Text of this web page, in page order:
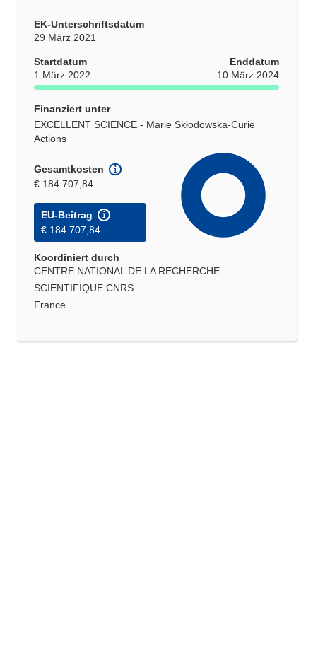
EK-Unterschriftsdatum
29 März 2021
Startdatum
1 März 2022
Enddatum
10 März 2024
Finanziert unter
EXCELLENT SCIENCE - Marie Skłodowska-Curie
Actions
Gesamtkosten
€ 184 707,84
EU-Beitrag
€ 184 707,84
Koordiniert durch
CENTRE NATIONAL DE LA RECHERCHE
SCIENTIFIQUE CNRS
France